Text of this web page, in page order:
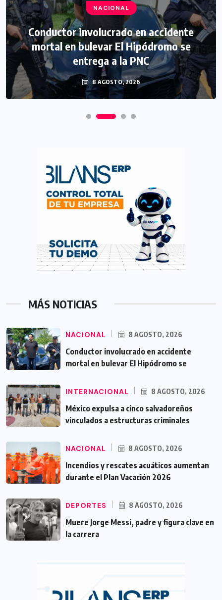
NACIONAL
Conductor involucrado en accidente
mortal en bulevar El Hipódromo se
entrega a la PNC
8 AGOSTO, 2026
MÁS NOTICIAS
NACIONAL 8 AGOSTO, 2026
Conductor involucrado en accidente
mortal en bulevar El Hipódromo se
INTERNACIONAL 8 AGOSTO, 2026
México expulsa a cinco salvadoreños
vinculados a estructuras criminales
NACIONAL 8 AGOSTO, 2026
Incendios y rescates acuáticos aumentan
durante el Plan Vacación 2026
DEPORTES 8 AGOSTO, 2026
Muere Jorge Messi, padre y figura clave en
la carrera